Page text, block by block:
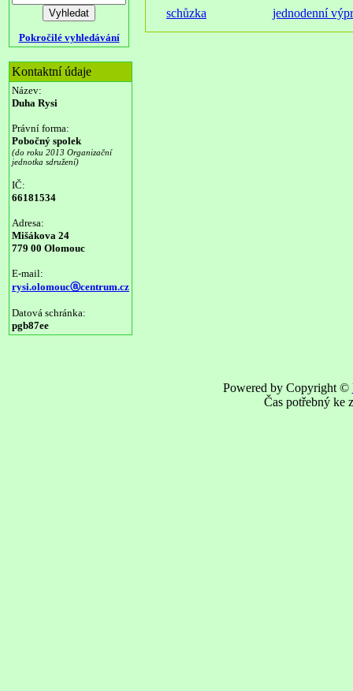
Pokročilé vyhledávání
Kontaktní údaje
Název:
Duha Rysi
Právní forma:
Pobočný spolek
(do roku 2013 Organizační
jednotka sdružení)
IČ:
66181534
Adresa:
Mišákova 24
779 00 Olomouc
E-mail:
rysi.olomoucⓐcentrum.cz
Datová schránka:
pgb87ee
schůzka jednodenní
Powered by Copyright ©
Čas potřebný ke